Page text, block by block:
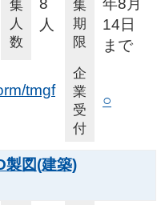
集
人
数
8
人
集
期
限
年8月
14日
まで
tmgf
企
業
受
付
○
製図(建築)